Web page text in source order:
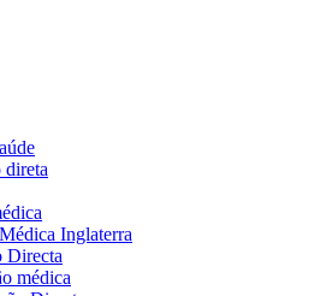
direta
Inglaterra
Directa
médica